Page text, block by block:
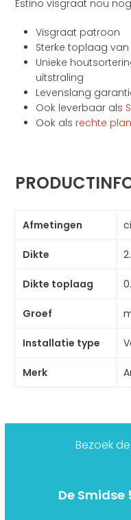
Estino visgraat nou
Visgraat patroon
Sterke toplaag
Unieke
uitstraling
Levenslang
Ook leverbaar als
Ook als rechte
Afmetingen
Dikte
Dikte toplaag
Groef
Installatie type
Merk
Bezoek
De Smidse